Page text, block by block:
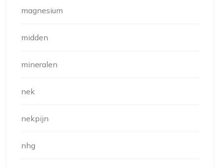
magnesium
midden
mineralen
nek
nekpijn
nhg